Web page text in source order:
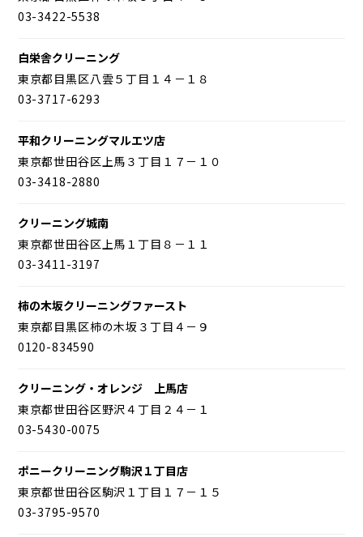
03-3422-5538
白栄舎クリーニング
東京都目黒区八雲５丁目１４－１８
03-3717-6293
平和クリーニングマルエツ店
東京都世田谷区上馬３丁目１７－１０
03-3418-2880
クリーニング城南
東京都世田谷区上馬１丁目８－１１
03-3411-3197
柿の木坂クリーニングファースト
東京都目黒区柿の木坂３丁目４－９
0120-834590
クリーニング・オレンジ 上馬店
東京都世田谷区野沢４丁目２４－１
03-5430-0075
ポニークリーニング駒沢１丁目店
東京都世田谷区駒沢１丁目１７－１５
03-3795-9570